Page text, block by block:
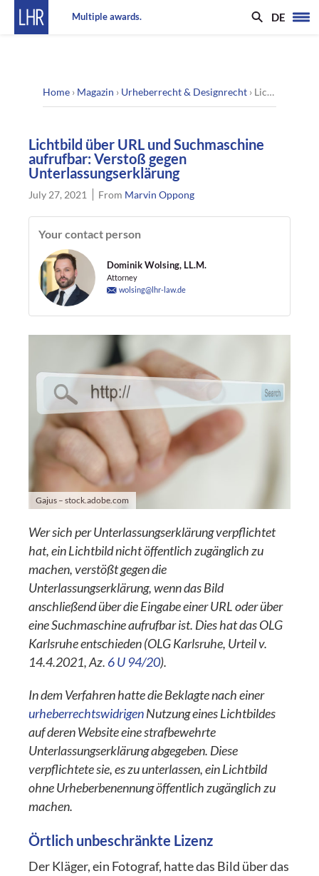
Multiple awards. DE
Home › Magazin › Urheberrecht & Designrecht › Lichtbild über URL und Suchmaschine aufrufbar: Verstoß gegen Unterlassungserklärung
Lichtbild über URL und Suchmaschine
aufrufbar: Verstoß gegen
Unterlassungserklärung
July 27, 2021 From Marvin Oppong
Your contact person
Dominik Wolsing, LL.M.
Attorney
wolsing@lhr-law.de
Gajus – stock.adobe.com
Wer sich per Unterlassungserklärung verpflichtet
hat, ein Lichtbild nicht öffentlich zugänglich zu
machen, verstößt gegen die
Unterlassungserklärung, wenn das Bild
anschließend über die Eingabe einer URL oder über
eine Suchmaschine aufrufbar ist. Dies hat das OLG
Karlsruhe entschieden (OLG Karlsruhe, Urteil v.
14.4.2021, Az. 6 U 94/20).
In dem Verfahren hatte die Beklagte nach einer
urheberrechtswidrigenNutzung eines Lichtbildes
auf deren Website eine strafbewehrte
Unterlassungserklärung abgegeben. Diese
verpflichtete sie, es zu unterlassen, ein Lichtbild
ohne Urheberbenennung öffentlich zugänglich zu
machen.
Örtlich unbeschränkte Lizenz
Der Kläger, ein Fotograf, hatte das Bild über das